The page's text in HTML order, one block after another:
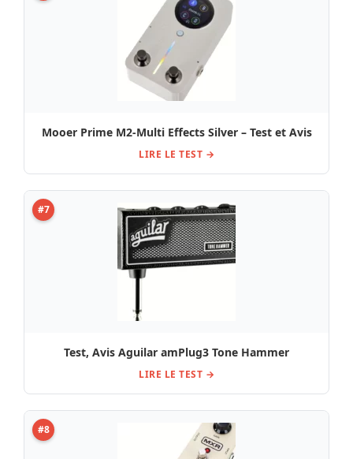
Mooer Prime M2-Multi Effects Silver – Test et Avis
LIRE LE TEST →
#7
Test, Avis Aguilar amPlug3 Tone Hammer
LIRE LE TEST →
#8